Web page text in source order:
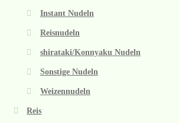
Instant Nudeln
Reisnudeln
shirataki/Konnyaku Nudeln
Sonstige Nudeln
Weizennudeln
Reis